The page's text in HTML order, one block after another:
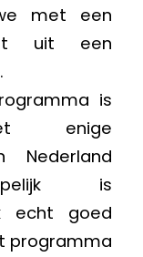
met een
uit een
is
enige
Nederland
is
echt goed
programma